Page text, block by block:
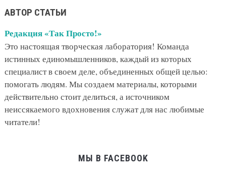
АВТОР СТАТЬИ
Редакция «Так Просто!»
Это настоящая творческая лаборатория! Команда
истинных единомышленников, каждый из которых
специалист в своем деле, объединенных общей целью:
помогать людям. Мы создаем материалы, которыми
действительно стоит делиться, а источником
неиссякаемого вдохновения служат для нас любимые
читатели!
МЫ В FACEBOOK